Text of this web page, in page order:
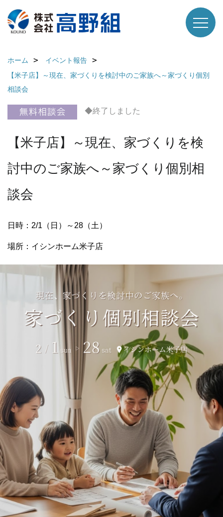
ホーム
イベント報告
【米子店】～現在、家づくりを検討中のご家族へ～家づくり個別
相談会
◆終了しました
【米子店】～現在、家づくりを検
討中のご家族へ～家づくり個別相
談会
日時：2/1（日）～28（土）
場所：イシンホーム米子店